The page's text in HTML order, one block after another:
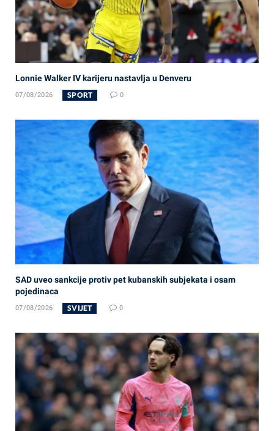
Lonnie Walker IV karijeru nastavlja u Denveru
07/08/2026 SPORT 0
SAD uveo sankcije protiv pet kubanskih subjekata i osam
pojedinaca
07/08/2026 SVIJET 0